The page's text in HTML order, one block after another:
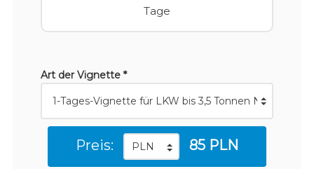
Tage
Art der Vignette *
Preis: 85 PLN